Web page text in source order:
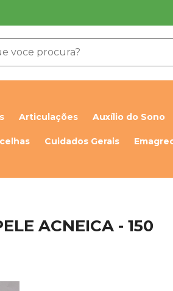
Articulações Auxílio do Sono
Cuidados Gerais
ACNEICA - 150